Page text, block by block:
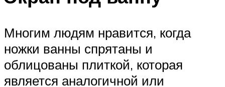
Многим людям нравится, когда
ножки ванны спрятаны и
облицованы плиткой, которая
является аналогичной или